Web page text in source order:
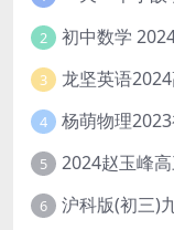
2
3 龙坚英语
4
5
6